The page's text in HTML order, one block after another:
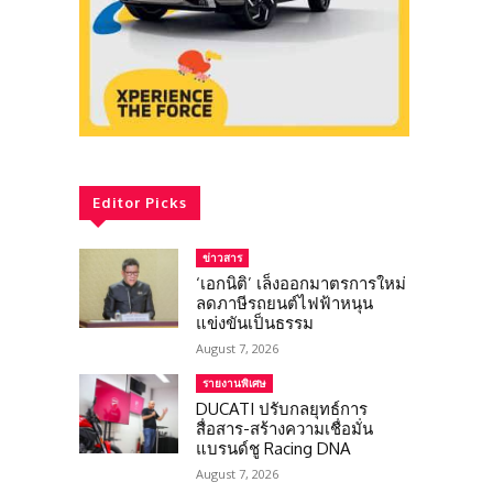
Editor Picks
ข่าวสาร
‘เอกนิติ’ เล็งออกมาตรการใหม่
ลดภาษีรถยนต์ไฟฟ้าหนุน
แข่งขันเป็นธรรม
August 7, 2026
รายงานพิเศษ
DUCATI ปรับกลยุทธ์การ
สื่อสาร-สร้างความเชื่อมั่น
แบรนด์ชู Racing DNA
August 7, 2026